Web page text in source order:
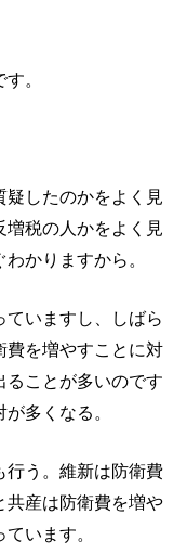
。
疑したのかをよく見
増税の人かをよく見
かりますから。
いますし、しばら
費を増やすことに対
ることが多いのです
多くなる。
行う。維新は防衛費
共産は防衛費を増や
います。